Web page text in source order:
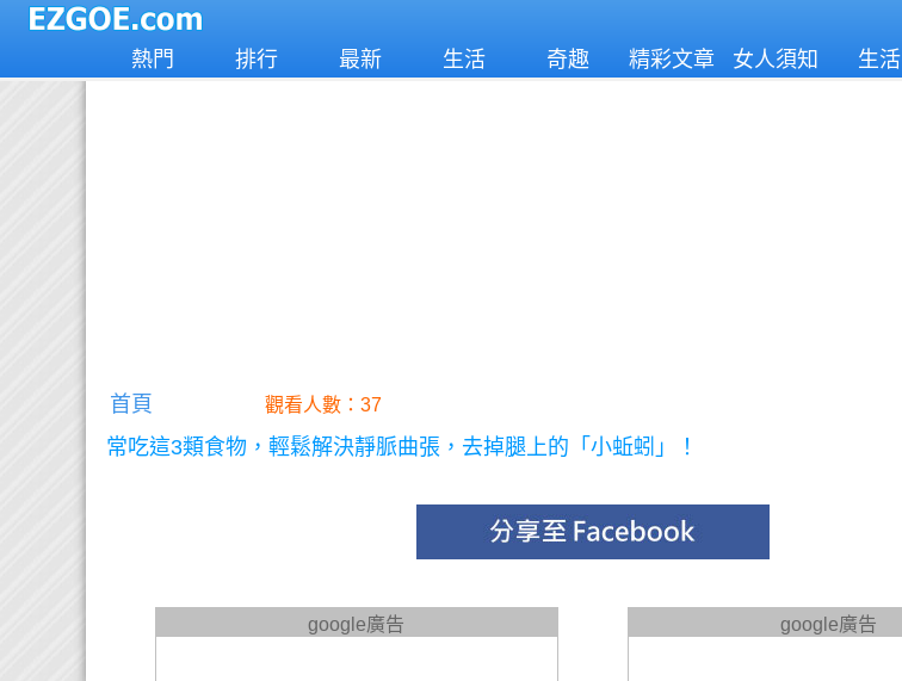
熱門 排行 最新 生活 奇趣 精彩文章 女人須知 生活
首頁 觀看人數：37
常吃這3類食物，輕鬆解決靜脈曲張，去掉腿上的「小蚯蚓」！
google廣告 google廣告